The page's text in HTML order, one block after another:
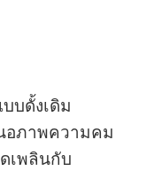
บดั้งเดิม
อภาพความคม
เพลินกับ